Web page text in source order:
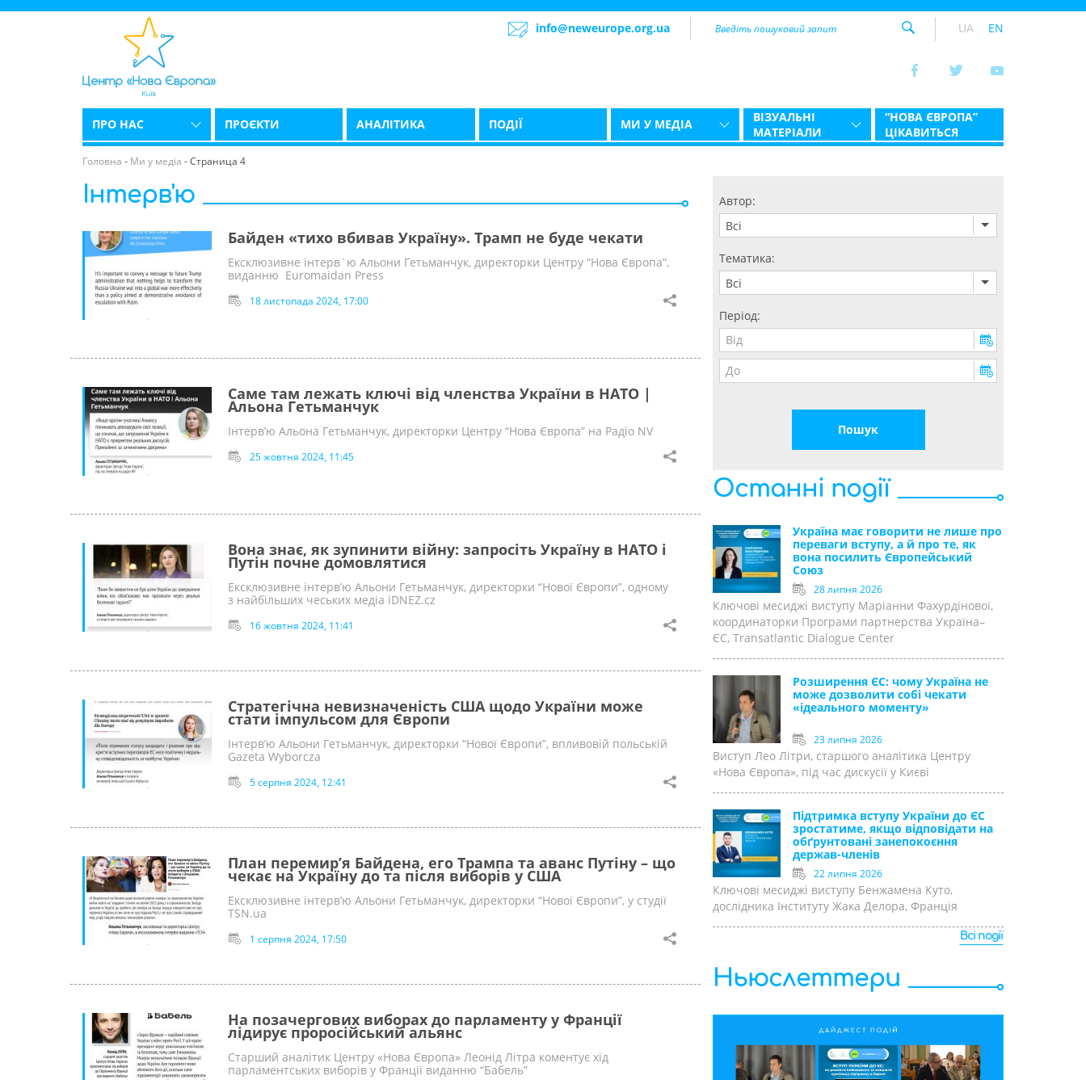
info@neweurope.org.ua UA EN
ПРО НАС ПРОЄКТИ АНАЛІТИКА ПОДІЇ МИ У МЕДІА
ВІЗУАЛЬНІ
МАТЕРІАЛИ
“НОВА ЄВРОПА”
ЦІКАВИТЬСЯ
Головна - Ми у медіа -Страница 4
Автор:
Всі
Тематика:
Всі
Період:
Інтерв'ю
Байден «тихо вбивав Україну». Трамп не буде чекати
Ексклюзивне інтерв`ю Альони Гетьманчук, директорки Центру “Нова Європа”,
виданню Euromaidan Press
18 листопада 2024, 17:00
Саме там лежать ключі від членства України в НАТО |
Альона Гетьманчук
Інтерв’ю Альона Гетьманчук, директорки Центру “Нова Європа” на Радіо NV
25 жовтня 2024, 11:45
Вона знає, як зупинити війну: запросіть Україну в НАТО і
Путін почне домовлятися
Ексклюзивне інтерв’ю Альони Гетьманчук, директорки “Нової Європи”, одному
з найбільших чеських медіа iDNEZ.cz
16 жовтня 2024, 11:41
Стратегічна невизначеність США щодо України може
стати імпульсом для Європи
Інтерв’ю Альони Гетьманчук, директорки “Нової Європи”, впливовій польській
Gazeta Wyborcza
5 серпня 2024, 12:41
План перемир’я Байдена, его Трампа та аванс Путіну – що
чекає на Україну до та після виборів у США
Ексклюзивне інтерв’ю Альони Гетьманчук, директорки “Нової Європи”, у студії
TSN.ua
1 серпня 2024, 17:50
На позачергових виборах до парламенту у Франції
лідирує проросійський альянс
Старший аналітик Центру «Нова Європа» Леонід Літра коментує хід
парламентських виборів у Франції виданню “Бабель”
Останні події
Україна має говорити не лише про
переваги вступу, а й про те, як
вона посилить Європейський
Союз
28 липня 2026
Ключові месиджі виступу Маріанни Фахурдінової,
координаторки Програми партнерства Україна–
ЄС, Transatlantic Dialogue Center
Розширення ЄС: чому Україна не
може дозволити собі чекати
«ідеального моменту»
23 липня 2026
Виступ Лео Літри, старшого аналітика Центру
«Нова Європа», під час дискусії у Києві
Підтримка вступу України до ЄС
зростатиме, якщо відповідати на
обґрунтовані занепокоєння
держав-членів
22 липня 2026
Ключові месиджі виступу Бенжамена Куто,
дослідника Інституту Жака Делора, Франція
Всі події
Ньюслеттери